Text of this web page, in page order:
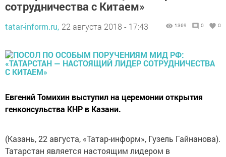
сотрудничества с Китаем»
tatar-inform.ru, 22 августа 2018 - 17:43 1369 0 0
Евгений Томихин выступил на церемонии открытия
генконсульства КНР в Казани.
(Казань, 22 августа, «Татар-информ», Гузель Гайнанова).
Татарстан является настоящим лидером в